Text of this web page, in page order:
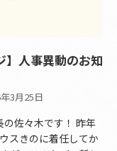
】人事異動のお知
3月25日
佐々木です！ 昨年
スきのに着任してか